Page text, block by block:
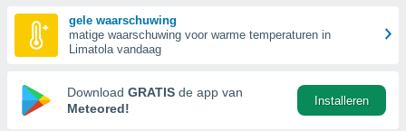
op basis
gele waarschuwing
matige waarschuwing voor warme temperaturen in
Limatola vandaag
Download GRATIS de app van
Meteored!
Installeren